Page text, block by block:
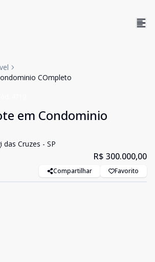
COmpleto
em Condominio
Cruzes - SP
R$ 300.000,00
Compartilhar Favorito